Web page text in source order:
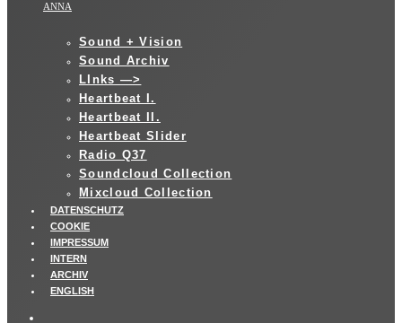
ANNA
Sound + Vision
Sound Archiv
LInks —>
Heartbeat I.
Heartbeat II.
Heartbeat Slider
Radio Q37
Soundcloud Collection
Mixcloud Collection
DATENSCHUTZ
COOKIE
IMPRESSUM
INTERN
ARCHIV
ENGLISH